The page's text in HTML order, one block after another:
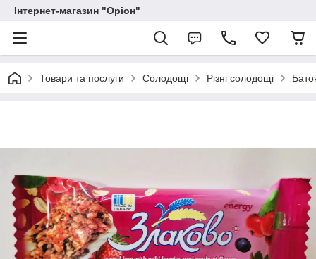
Інтернет-магазин "Оріон"
Товари та послуги Солодощі Різні солодощі